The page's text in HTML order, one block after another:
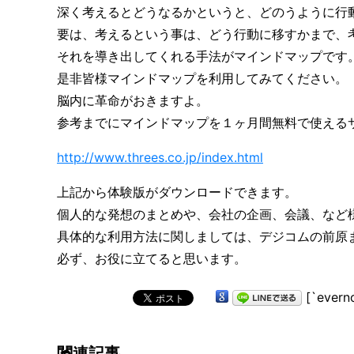
深く考えるとどうなるかというと、どのうように
要は、考えるという事は、どう行動に移すかまで
それを導き出してくれる手法がマインドマップです
是非皆様マインドマップを利用してみてください。
脳内に革命がおきますよ。
参考までにマインドマップを１ヶ月間無料で使え
http://www.threes.co.jp/index.html
上記から体験版がダウンロードできます。
個人的な発想のまとめや、会社の企画、会議、な
具体的な利用方法に関しましては、デジコムの前原
必ず、お役に立てると思います。